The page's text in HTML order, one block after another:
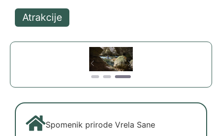
Atrakcije
Previous Next
Spomenik prirode Vrela Sane